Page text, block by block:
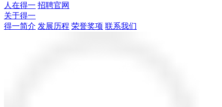
人在得一 招聘官网
关于得一
得一简介 发展历程 荣誉奖项 联系我们